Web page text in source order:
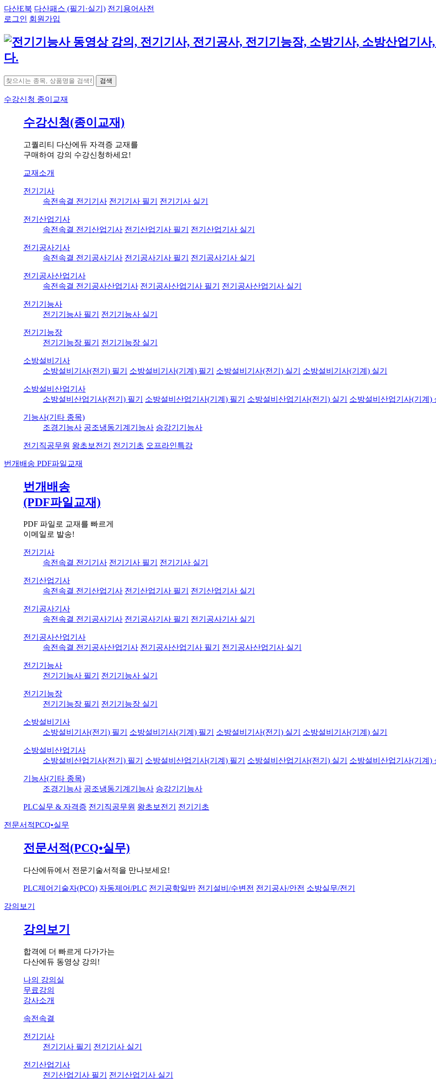
다산E북 다산패스 (필기·실기) 전기용어사전
로그인 회원가입
검색
수강신청 종이교재
수강신청(종이교재)
고퀄리티 다산에듀 자격증 교재를
구매하여 강의 수강신청하세요!
교재소개
전기기사
속전속결 전기기사 전기기사 필기 전기기사 실기
전기산업기사
속전속결 전기산업기사 전기산업기사 필기 전기산업기사 실기
전기공사기사
속전속결 전기공사기사 전기공사기사 필기 전기공사기사 실기
전기공사산업기사
속전속결 전기공사산업기사 전기공사산업기사 필기 전기공사산업기사 실기
전기기능사
전기기능사 필기
전기기능사 실기
전기기능장
전기기능장 필기
전기기능장 실기
소방설비기사
소방설비기사(전기) 필기
소방설비기사(기계) 필기 소방설비기사(전기) 실기 소방설비기사(기계) 실기
소방설비산업기사
소방설비산업기사(전기) 필기
소방설비산업기사(기계) 필기 소방설비산업기사(전기) 실기 소방설비산업기사(기계)
기능사(기타 종목)
조경기능사 공조냉동기계기능사 승강기기능사
전기직공무원 왕초보전기 전기기초 오프라인특강
번개배송 PDF파일교재
번개배송
(PDF파일교재)
PDF 파일로 교재를 빠르게
이메일로 발송!
전기기사
속전속결 전기기사 전기기사 필기 전기기사 실기
전기산업기사
속전속결 전기산업기사 전기산업기사 필기 전기산업기사 실기
전기공사기사
속전속결 전기공사기사 전기공사기사 필기 전기공사기사 실기
전기공사산업기사
속전속결 전기공사산업기사 전기공사산업기사 필기 전기공사산업기사 실기
전기기능사
전기기능사 필기
전기기능사 실기
전기기능장
전기기능장 필기
전기기능장 실기
소방설비기사
소방설비기사(전기) 필기
소방설비기사(기계) 필기 소방설비기사(전기) 실기 소방설비기사(기계) 실기
소방설비산업기사
소방설비산업기사(전기) 필기
소방설비산업기사(기계) 필기 소방설비산업기사(전기) 실기 소방설비산업기사(기계)
기능사(기타 종목)
조경기능사 공조냉동기계기능사 승강기기능사
PLC실무 & 자격증 전기직공무원 왕초보전기 전기기초
전문서적PCQ•실무
전문서적(PCQ•실무)
다산에듀에서 전문기술서적을 만나보세요!
PLC제어기술자(PCQ) 자동제어/PLC 전기공학일반 전기설비/수변전 전기공사/안전 소방실무/전기
강의보기
강의보기
합격에 더 빠르게 다가가는
다산에듀 동영상 강의!
나의 강의실
무료강의
강사소개
속전속결
전기기사
전기기사 필기
전기기사 실기
전기산업기사
전기산업기사 필기
전기산업기사 실기